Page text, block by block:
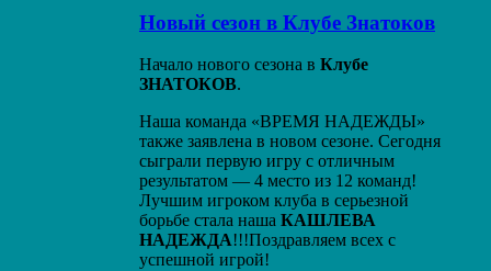
Новый сезон в Клубе Знатоков
Начало нового сезона в Клубе
ЗНАТОКОВ.
Наша команда «ВРЕМЯ НАДЕЖДЫ»
также заявлена в новом сезоне. Сегодня
сыграли первую игру с отличным
результатом — 4 место из 12 команд!
Лучшим игроком клуба в серьезной
борьбе стала наша КАШЛЕВА
НАДЕЖДА!!!Поздравляем всех с
успешной игрой!